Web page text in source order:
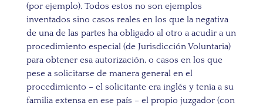
(por ejemplo). Todos estos no son ejemplos
inventados sino casos reales en los que la negativa
de una de las partes ha obligado al otro a acudir a un
procedimiento especial (de Jurisdicción Voluntaria)
para obtener esa autorización, o casos en los que
pese a solicitarse de manera general en el
procedimiento – el solicitante era inglés y tenía a su
familia extensa en ese país – el propio juzgador (con